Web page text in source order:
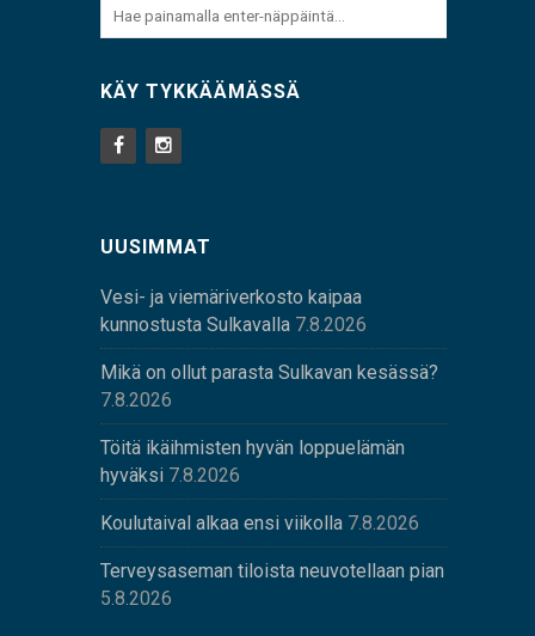
KÄY TYKKÄÄMÄSSÄ
UUSIMMAT
Vesi- ja viemäriverkosto kaipaa
kunnostusta Sulkavalla 7.8.2026
Mikä on ollut parasta Sulkavan kesässä?
7.8.2026
Töitä ikäihmisten hyvän loppuelämän
hyväksi 7.8.2026
Koulutaival alkaa ensi viikolla 7.8.2026
Terveysaseman tiloista neuvotellaan pian
5.8.2026